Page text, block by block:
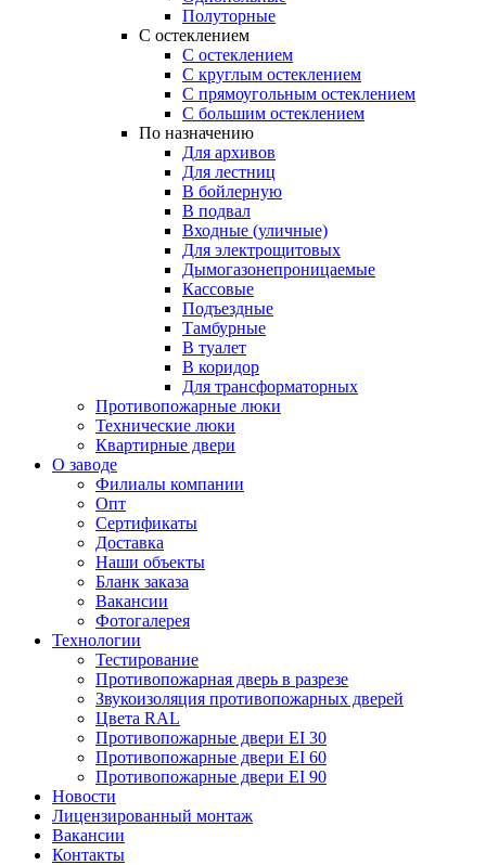
Полуторные
С остеклением
С остеклением
С круглым остеклением
С прямоугольным остеклением
С большим остеклением
По назначению
Для архивов
Для лестниц
В бойлерную
В подвал
Входные (уличные)
Для электрощитовых
Дымогазонепроницаемые
Кассовые
Подъездные
Тамбурные
В туалет
В коридор
Для трансформаторных
Противопожарные люки
Технические люки
Квартирные двери
О заводе
Филиалы компании
Опт
Сертификаты
Доставка
Наши объекты
Бланк заказа
Вакансии
Фотогалерея
Технологии
Тестирование
Противопожарная дверь в разрезе
Звукоизоляция противопожарных дверей
Цвета RAL
Противопожарные двери EI 30
Противопожарные двери EI 60
Противопожарные двери EI 90
Новости
Лицензированный монтаж
Вакансии
Контакты